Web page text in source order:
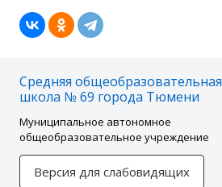
Средняя общеобразовательная
школа № 69 города Тюмени
Муниципальное автономное
общеобразовательное учреждение
Версия для слабовидящих